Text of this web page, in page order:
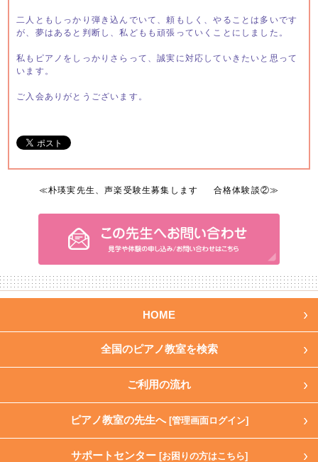
二人ともしっかり弾き込んでいて、頼もしく、やることは多いです
が、夢はあると判断し、私どもも頑張っていくことにしました。
私もピアノをしっかりさらって、誠実に対応していきたいと思って
います。
ご入会ありがとうございます。
≪朴瑛実先生、声楽受験生募集します 合格体験談②≫
HOME
全国のピアノ教室を検索
ご利用の流れ
ピアノ教室の先生へ [管理画面ログイン]
サポートセンター [お困りの方はこちら]